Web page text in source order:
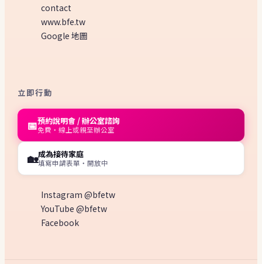
contact
www.bfe.tw
Google 地圖
立即行動
📅預約說明會 / 辦公室諮詢
免費・線上或親至辦公室
🏡成為接待家庭
填寫申請表單・開放中
Instagram @bfetw
YouTube @bfetw
Facebook